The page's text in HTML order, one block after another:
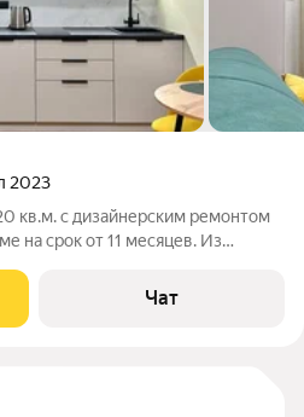
2023
кв.м. с дизайнерским ремонтом
на срок от 11 месяцев. Из
Чат